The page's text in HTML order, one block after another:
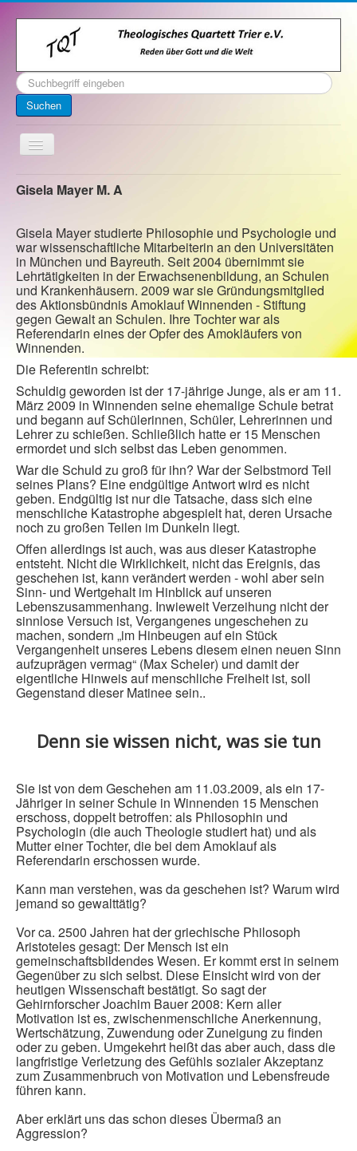
Suchen
...
Suchen
Toggle
Navigation
Startseite
Kontakt
Veranstaltungen
Archiv
Impressum
Gisela Mayer M. A
Gisela Mayer studierte Philosophie und Psychologie und
war wissenschaftliche Mitarbeiterin an den Universitäten
in München und Bayreuth. Seit 2004 übernimmt sie
Lehrtätigkeiten in der Erwachsenenbildung, an Schulen
und Krankenhäusern. 2009 war sie Gründungsmitglied
des Aktionsbündnis Amoklauf Winnenden - Stiftung
gegen Gewalt an Schulen. Ihre Tochter war als
Referendarin eines der Opfer des Amokläufers von
Winnenden.
Die Referentin schreibt:
Schuldig geworden ist der 17-jährige Junge, als er am 11.
März 2009 in Winnenden seine ehemalige Schule betrat
und begann auf Schülerinnen, Schüler, Lehrerinnen und
Lehrer zu schießen. Schließlich hatte er 15 Menschen
ermordet und sich selbst das Leben genommen.
War die Schuld zu groß für ihn? War der Selbstmord Teil
seines Plans? Eine endgültige Antwort wird es nicht
geben. Endgültig ist nur die Tatsache, dass sich eine
menschliche Katastrophe abgespielt hat, deren Ursache
noch zu großen Teilen im Dunkeln liegt.
Offen allerdings ist auch, was aus dieser Katastrophe
entsteht. Nicht die Wirklichkeit, nicht das Ereignis, das
geschehen ist, kann verändert werden - wohl aber sein
Sinn- und Wertgehalt im Hinblick auf unseren
Lebenszusammenhang. Inwieweit Verzeihung nicht der
sinnlose Versuch ist, Vergangenes ungeschehen zu
machen, sondern „im Hinbeugen auf ein Stück
Vergangenheit unseres Lebens diesem einen neuen Sinn
aufzuprägen vermag“ (Max Scheler) und damit der
eigentliche Hinweis auf menschliche Freiheit ist, soll
Gegenstand dieser Matinee sein..
Denn sie wissen nicht, was sie tun
Sie ist von dem Geschehen am 11.03.2009, als ein 17-
Jähriger in seiner Schule in Winnenden 15 Menschen
erschoss, doppelt betroffen: als Philosophin und
Psychologin (die auch Theologie studiert hat) und als
Mutter einer Tochter, die bei dem Amoklauf als
Referendarin erschossen wurde.
Kann man verstehen, was da geschehen ist? Warum wird
jemand so gewalttätig?
Vor ca. 2500 Jahren hat der griechische Philosoph
Aristoteles gesagt: Der Mensch ist ein
gemeinschaftsbildendes Wesen. Er kommt erst in seinem
Gegenüber zu sich selbst. Diese Einsicht wird von der
heutigen Wissenschaft bestätigt. So sagt der
Gehirnforscher Joachim Bauer 2008: Kern aller
Motivation ist es, zwischenmenschliche Anerkennung,
Wertschätzung, Zuwendung oder Zuneigung zu finden
oder zu geben. Umgekehrt heißt das aber auch, dass die
langfristige Verletzung des Gefühls sozialer Akzeptanz
zum Zusammenbruch von Motivation und Lebensfreude
führen kann.
Aber erklärt uns das schon dieses Übermaß an
Aggression?